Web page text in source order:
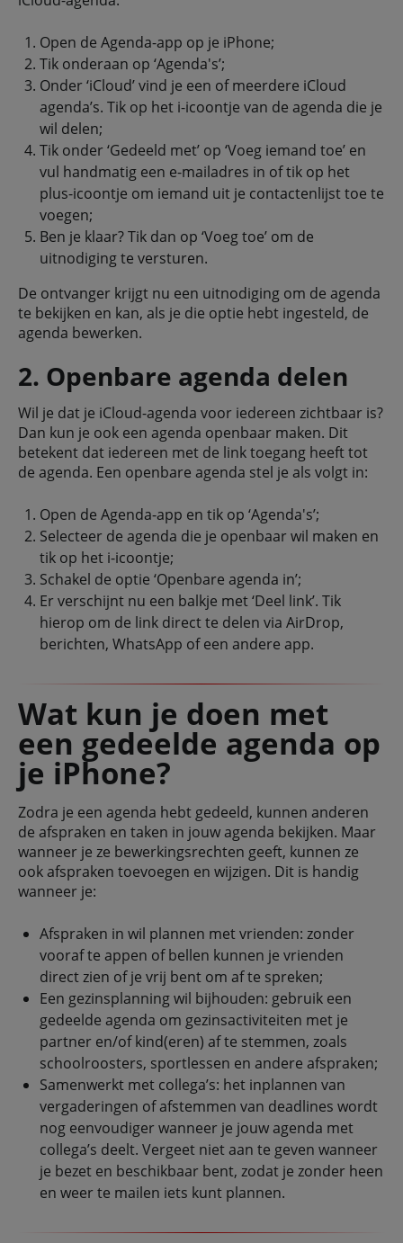
Open de Agenda-app op je iPhone;
Tik onderaan op ‘Agenda's’;
Onder ‘iCloud’ vind je een of meerdere iCloud
agenda’s. Tik op het i-icoontje van de agenda die je
wil delen;
Tik onder ‘Gedeeld met’ op ‘Voeg iemand toe’ en
vul handmatig een e-mailadres in of tik op het
plus-icoontje om iemand uit je contactenlijst toe te
voegen;
Ben je klaar? Tik dan op ‘Voeg toe’ om de
uitnodiging te versturen.
De ontvanger krijgt nu een uitnodiging om de agenda
te bekijken en kan, als je die optie hebt ingesteld, de
agenda bewerken.
2. Openbare agenda delen
Wil je dat je iCloud-agenda voor iedereen zichtbaar is?
Dan kun je ook een agenda openbaar maken. Dit
betekent dat iedereen met de link toegang heeft tot
de agenda. Een openbare agenda stel je als volgt in:
Open de Agenda-app en tik op ‘Agenda's’;
Selecteer de agenda die je openbaar wil maken en
tik op het i-icoontje;
Schakel de optie ‘Openbare agenda in’;
Er verschijnt nu een balkje met ‘Deel link’. Tik
hierop om de link direct te delen via AirDrop,
berichten, WhatsApp of een andere app.
Wat kun je doen met
een gedeelde agenda op
je iPhone?
Zodra je een agenda hebt gedeeld, kunnen anderen
de afspraken en taken in jouw agenda bekijken. Maar
wanneer je ze bewerkingsrechten geeft, kunnen ze
ook afspraken toevoegen en wijzigen. Dit is handig
wanneer je:
Afspraken in wil plannen met vrienden: zonder
vooraf te appen of bellen kunnen je vrienden
direct zien of je vrij bent om af te spreken;
Een gezinsplanning wil bijhouden: gebruik een
gedeelde agenda om gezinsactiviteiten met je
partner en/of kind(eren) af te stemmen, zoals
schoolroosters, sportlessen en andere afspraken;
Samenwerkt met collega’s: het inplannen van
vergaderingen of afstemmen van deadlines wordt
nog eenvoudiger wanneer je jouw agenda met
collega’s deelt. Vergeet niet aan te geven wanneer
je bezet en beschikbaar bent, zodat je zonder heen
en weer te mailen iets kunt plannen.